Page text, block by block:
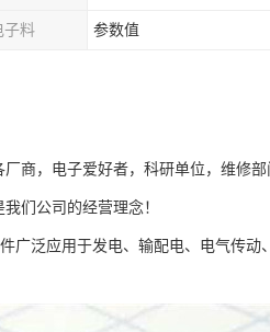
子料 参数值
商，电子爱好者，科研单位，维修
们公司的经营理念！
广泛应用于发电、输配电、电气传动